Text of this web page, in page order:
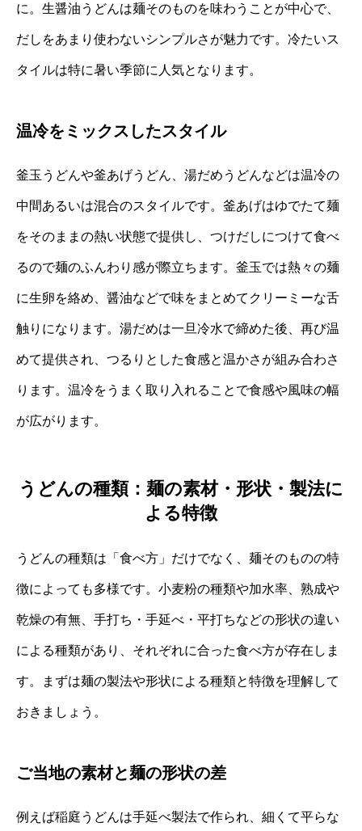
に。生醤油うどんは麺そのものを味わうことが中心で、
だしをあまり使わないシンプルさが魅力です。冷たいス
タイルは特に暑い季節に人気となります。
温冷をミックスしたスタイル
釜玉うどんや釜あげうどん、湯だめうどんなどは温冷の
中間あるいは混合のスタイルです。釜あげはゆでたて麺
をそのままの熱い状態で提供し、つけだしにつけて食べ
るので麺のふんわり感が際立ちます。釜玉では熱々の麺
に生卵を絡め、醤油などで味をまとめてクリーミーな舌
触りになります。湯だめは一旦冷水で締めた後、再び温
めて提供され、つるりとした食感と温かさが組み合わさ
ります。温冷をうまく取り入れることで食感や風味の幅
が広がります。
うどんの種類：麺の素材・形状・製法に
よる特徴
うどんの種類は「食べ方」だけでなく、麺そのものの特
徴によっても多様です。小麦粉の種類や加水率、熟成や
乾燥の有無、手打ち・手延べ・平打ちなどの形状の違い
による種類があり、それぞれに合った食べ方が存在しま
す。まずは麺の製法や形状による種類と特徴を理解して
おきましょう。
ご当地の素材と麺の形状の差
例えば稲庭うどんは手延べ製法で作られ、細くて平らな